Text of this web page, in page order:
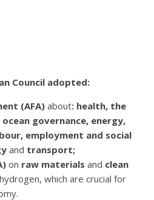
Council adopted:
(AFA)about: health, the
ocean governance, energy,
, employment and social
and transport;
on raw materials and clean
which are crucial for